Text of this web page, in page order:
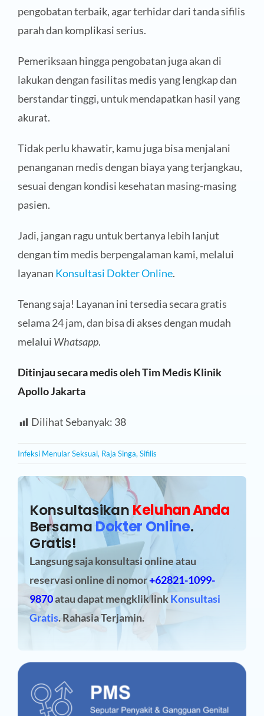
pengobatan terbaik, agar terhidar dari tanda sifilis
parah dan komplikasi serius.
Pemeriksaan hingga pengobatan juga akan di
lakukan dengan fasilitas medis yang lengkap dan
berstandar tinggi, untuk mendapatkan hasil yang
akurat.
Tidak perlu khawatir, kamu juga bisa menjalani
penanganan medis dengan biaya yang terjangkau,
sesuai dengan kondisi kesehatan masing-masing
pasien.
Jadi, jangan ragu untuk bertanya lebih lanjut
dengan tim medis berpengalaman kami, melalui
layanan Konsultasi Dokter Online.
Tenang saja! Layanan ini tersedia secara gratis
selama 24 jam, dan bisa di akses dengan mudah
melalui Whatsapp.
Ditinjau secara medis oleh Tim Medis Klinik
Apollo Jakarta
Dilihat Sebanyak: 38
Infeksi Menular Seksual, Raja Singa, Sifilis
Konsultasikan Keluhan Anda
BersamaDokter Online.
Gratis!
Langsung saja konsultasi online atau
reservasi onlinedi nomor+62821-1099-
9870atau dapat mengklik linkKonsultasi
Gratis. Rahasia Terjamin.